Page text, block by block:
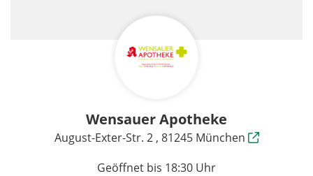
Wensauer Apotheke
August-Exter-Str. 2 , 81245 München
Geöffnet bis 18:30 Uhr